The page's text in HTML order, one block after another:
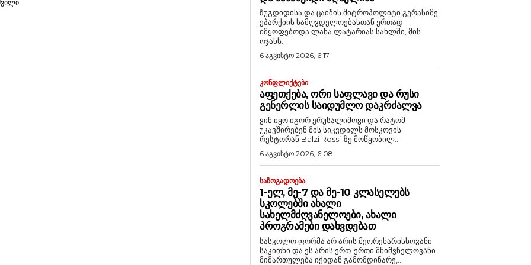
ზუგდიდისა და ცაიშის მიტროპოლიტი გერასიმე
ეპარქიის სამღვდელოებასთან ერთად
იმყოფებოდა ლანა ლატარიას სახლში, მის
ოჯახს...
6 აგვისტო 2026, 6:17
ᲙᲝᲜᲤᲚᲘᲥᲢᲔᲑᲘ
ᲐᲤᲔᲗᲥᲔᲑᲐ, ᲝᲠᲘ ᲡᲐᲤᲚᲐᲕᲘ ᲓᲐ ᲠᲣᲡᲘ
ᲒᲔᲜᲔᲠᲚᲘᲡ ᲡᲐᲘᲓᲣᲛᲚᲝ ᲓᲐᲙᲠᲫᲐᲚᲕᲐ
ვინ იყო იგორ ერუსალიმოვი და რატომ
უკავშირებენ მის სიკვდილს მოსკოვის
რესტორან Balzi Rossi-ზე მოწყობილ...
6 აგვისტო 2026, 6:08
ᲡᲐᲖᲝᲒᲐᲓᲝᲔᲑᲐ
1-ᲔᲚ, ᲛᲔ-7 ᲓᲐ ᲛᲔ-10 ᲙᲚᲐᲡᲔᲚᲔᲑᲡ
ᲡᲙᲝᲚᲔᲑᲨᲘ ᲐᲮᲐᲚᲘ
ᲡᲐᲮᲔᲚᲛᲫᲦᲕᲐᲜᲔᲚᲝᲔᲑᲘ, ᲐᲮᲐᲚᲘ
ᲞᲠᲝᲒᲠᲐᲛᲔᲑᲘ ᲓᲐᲮᲕᲓᲔᲑᲐᲗ
სასკოლო ფორმა არ არის მეორეხარისხოვანი
საკითხი და ეს არის ერთ-ერთი მნიშვნელოვანი
მიმართულება იქიდან გამომდინარე,...